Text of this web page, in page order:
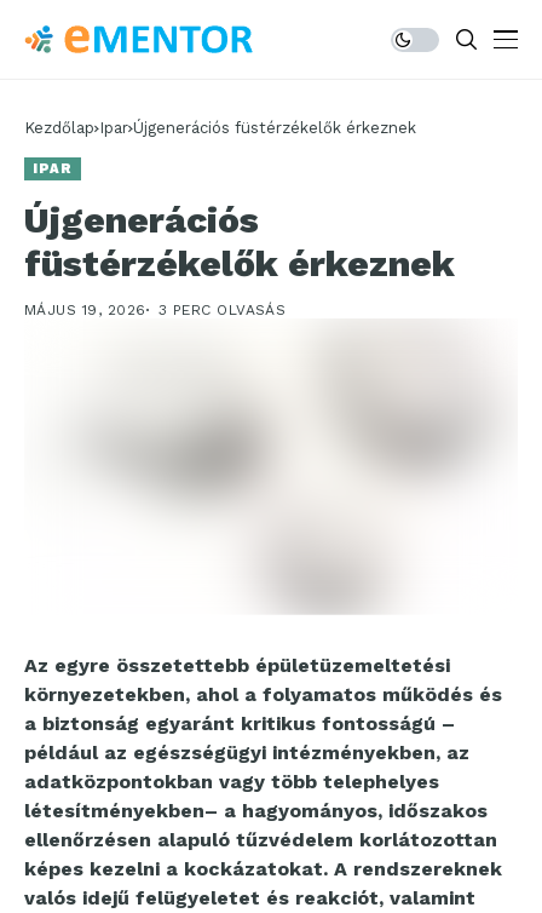
Kezdőlap Ipar Újgenerációs füstérzékelők érkeznek
IPAR
Újgenerációs
füstérzékelők érkeznek
MÁJUS 19, 2026 3 PERC OLVASÁS
Az egyre összetettebb épületüzemeltetési
környezetekben, ahol a folyamatos működés és
a biztonság egyaránt kritikus fontosságú –
például az egészségügyi intézményekben, az
adatközpontokban vagy több telephelyes
létesítményekben– a hagyományos, időszakos
ellenőrzésen alapuló tűzvédelem korlátozottan
képes kezelni a kockázatokat. A rendszereknek
valós idejű felügyeletet és reakciót, valamint